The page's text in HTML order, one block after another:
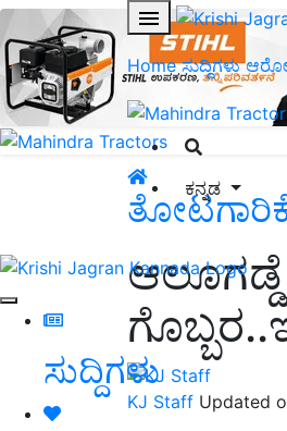
Home ಸುದ್ದಿಗಳು
ಕನ್ನಡ
ಸುದ್ದಿಗಳು
KJ Staff Updated